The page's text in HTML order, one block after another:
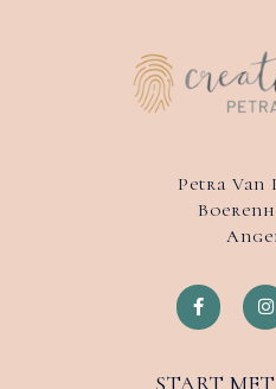
Petra Van
START